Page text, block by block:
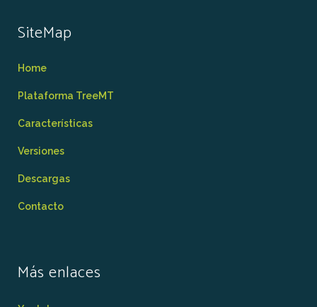
SiteMap
Home
Plataforma TreeMT
Características
Versiones
Descargas
Contacto
Más enlaces